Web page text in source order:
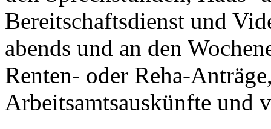
Bereitschaftsdienst und
abends und an den
Renten- oder Reha-
Arbeitsamtsauskünfte und